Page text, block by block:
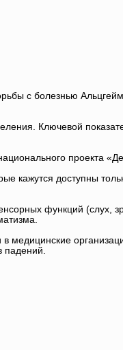
с болезнью
Ключевой
проекта
кажутся доступны
функций (слух,
медицинские